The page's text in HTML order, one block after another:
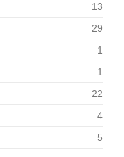
13
29
1
1
22
4
5